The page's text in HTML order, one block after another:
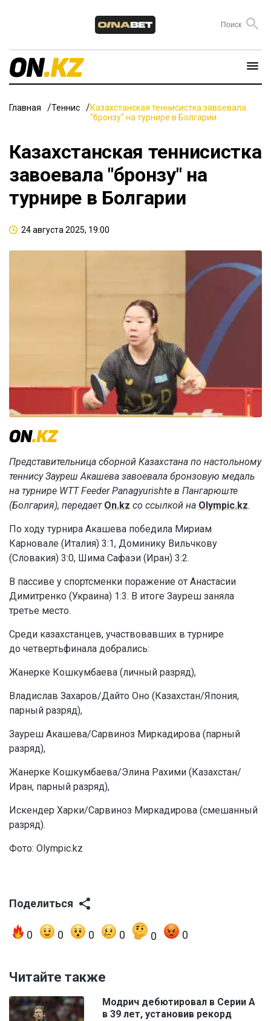
Главная Теннис
Казахстанская теннисистка завоевала
"бронзу" на турнире в Болгарии
Казахстанская теннисистка
завоевала "бронзу" на
турнире в Болгарии
24 августа 2025, 19:00
Представительница сборной Казахстана по настольному
теннису Зауреш Акашева завоевала бронзовую медаль
на турнире WTT Feeder Panagyurishte в Пангарюште
(Болгария), передает On.kz со ссылкой на Olympic.kz.
По ходу турнира Акашева победила Мириам
Карновале (Италия) 3:1, Доминику Вильчкову
(Словакия) 3:0, Шима Сафаэи (Иран) 3:2.
В пассиве у спортсменки поражение от Анастасии
Димитренко (Украина) 1:3. В итоге Зауреш заняла
третье место.
Среди казахстанцев, участвовавших в турнире
до четвертьфинала добрались:
Жанерке Кошкумбаева (личный разряд),
Владислав Захаров/Дайто Оно (Казахстан/Япония,
парный разряд),
Зауреш Акашева/Сарвиноз Миркадирова (парный
разряд),
Жанерке Кошкумбаева/Элина Рахими (Казахстан/
Иран, парный разряд),
Искендер Харки/Сарвиноз Миркадирова (смешанный
разряд).
Фото: Olympic.kz
Поделиться
0 0 0 0 0 0
Читайте также
Модрич дебютировал в Серии А
в 39 лет, установив рекорд